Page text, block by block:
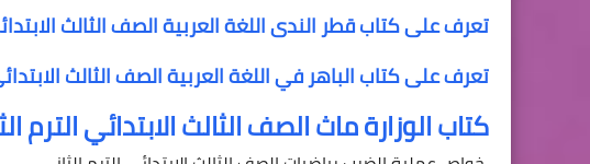
تعرف على كتاب قطر الندى اللغة العربية الصف الثالث
تعرف على كتاب الباهر في اللغة العربية الصف الثالث
كتاب الوزارة ماث الصف الثالث الابتدائي الترم